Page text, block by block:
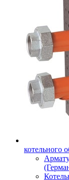
котельного